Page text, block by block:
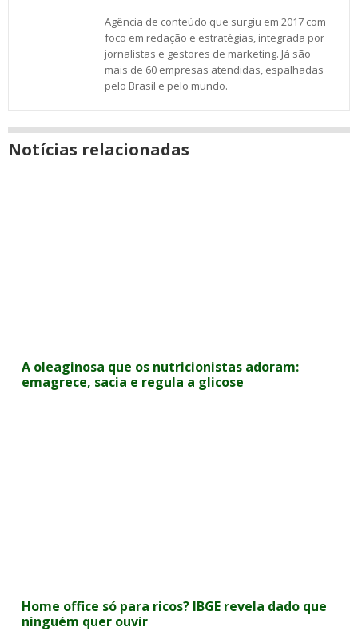
Agência de conteúdo que surgiu em 2017 com
foco em redação e estratégias, integrada por
jornalistas e gestores de marketing. Já são
mais de 60 empresas atendidas, espalhadas
pelo Brasil e pelo mundo.
Notícias relacionadas
A oleaginosa que os nutricionistas adoram:
emagrece, sacia e regula a glicose
Home office só para ricos? IBGE revela dado que
ninguém quer ouvir